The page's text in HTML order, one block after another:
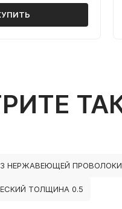
НЕРЖАВЕЮЩЕЙ ПРОВОЛОКИ
ТОЛЩИНА 0.5